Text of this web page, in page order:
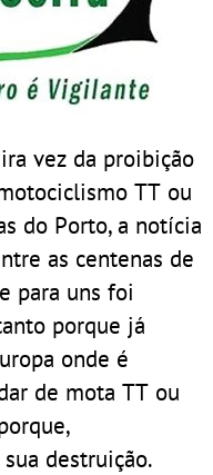
vez da proibição
TT ou
do Porto, a notícia
as centenas de
para uns foi
porque já
onde é
de mota TT ou
destruição.